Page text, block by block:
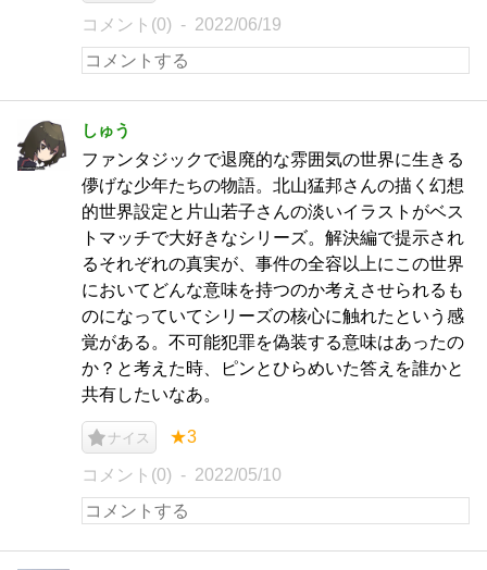
コメント(0) 2022/06/19
しゅう
ファンタジックで退廃的な雰囲気の世界に生きる
儚げな少年たちの物語。北山猛邦さんの描く幻想
的世界設定と片山若子さんの淡いイラストがベス
トマッチで大好きなシリーズ。解決編で提示され
るそれぞれの真実が、事件の全容以上にこの世界
においてどんな意味を持つのか考えさせられるも
のになっていてシリーズの核心に触れたという感
覚がある。不可能犯罪を偽装する意味はあったの
か？と考えた時、ピンとひらめいた答えを誰かと
共有したいなあ。
ナイス ★3
コメント(0) 2022/05/10